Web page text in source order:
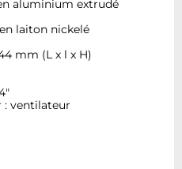
aluminium extrudé
laiton nickelé
mm (L x l x H)
ventilateur